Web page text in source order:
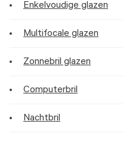
Enkelvoudige glazen
Multifocale glazen
Zonnebril glazen
Computerbril
Nachtbril